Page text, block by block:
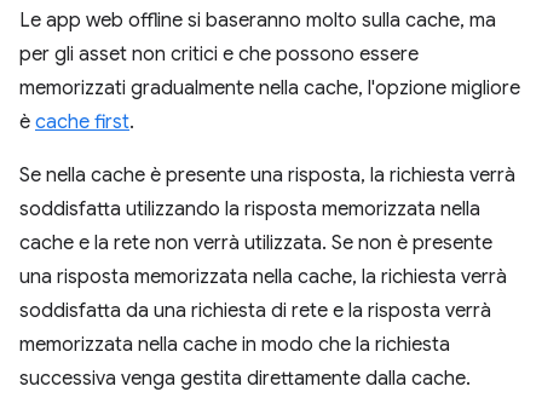
Le app web offline si baseranno molto sulla cache, ma
per gli asset non critici e che possono essere
memorizzati gradualmente nella cache, l'opzione migliore
è cache first.
Se nella cache è presente una risposta, la richiesta verrà
soddisfatta utilizzando la risposta memorizzata nella
cache e la rete non verrà utilizzata. Se non è presente
una risposta memorizzata nella cache, la richiesta verrà
soddisfatta da una richiesta di rete e la risposta verrà
memorizzata nella cache in modo che la richiesta
successiva venga gestita direttamente dalla cache.